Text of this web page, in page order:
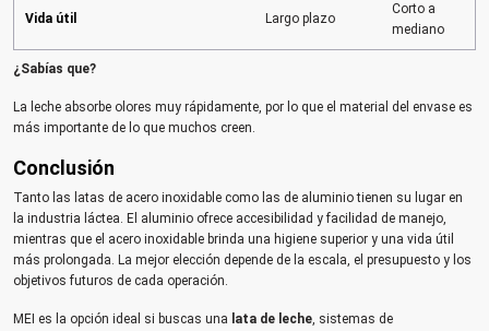
Vida útil Largo plazo
Corto a
mediano
¿Sabías que?
La leche absorbe olores muy rápidamente, por lo que el material del envase es
más importante de lo que muchos creen.
Conclusión
Tanto las latas de acero inoxidable como las de aluminio tienen su lugar en
la industria láctea. El aluminio ofrece accesibilidad y facilidad de manejo,
mientras que el acero inoxidable brinda una higiene superior y una vida útil
más prolongada. La mejor elección depende de la escala, el presupuesto y los
objetivos futuros de cada operación.
MEI es la opción ideal si buscas una lata de leche, sistemas de